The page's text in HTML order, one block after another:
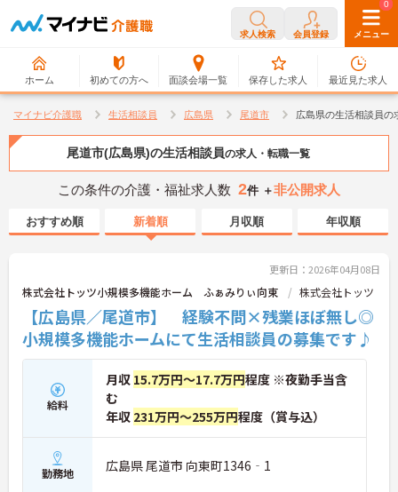
求人検索 会員登録 メニュー
ホーム 初めての方へ 面談会場一覧
0
保存した求人
0
最近見た求人
マイナビ介護職 生活相談員 広島県 尾道市 広島県の生活相談員の
尾道市(広島県)の生活相談員の求人・転職一覧
この条件の介護・福祉求人数 2件 ＋非公開求人
おすすめ順 新着順 月収順 年収順
更新日：2026年04月08日
株式会社トッツ小規模多機能ホーム ふぁみりぃ向東 株式会社トッツ
【広島県／尾道市】 経験不問×残業ほぼ無し◎
小規模多機能ホームにて生活相談員の募集です♪
給料
月収 15.7万円～17.7万円程度 ※夜勤手当含
む
年収 231万円～255万円程度（賞与込）
勤務地 広島県 尾道市 向東町1346‐1